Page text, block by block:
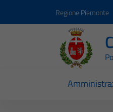
Regione Piemonte